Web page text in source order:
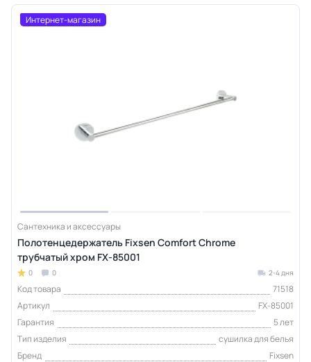
Интернет-магазин
Сантехника и аксессуары
Полотенцедержатель Fixsen Comfort Chrome
трубчатый хром FX-85001
0 0 2-4 дня
Код товара
71518
Артикул
FX-85001
Гарантия
5 лет
Тип изделия
сушилка для белья
Бренд
Fixsen